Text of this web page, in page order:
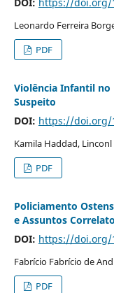
Leonardo Ferreira
PDF
Violência Infantil no
Suspeito
DOI: https://doi.org/
Kamila Haddad,
PDF
Policiamento
e Assuntos
DOI: https://doi.org/
Fabrício Fabrício de
PDF